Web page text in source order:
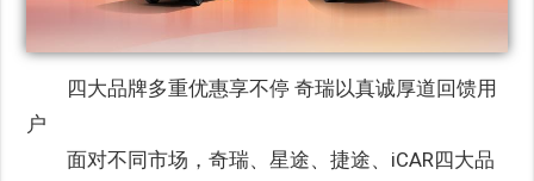
四大品牌多重优惠享不停 奇瑞以真诚厚道回馈用
户
面对不同市场，奇瑞、星途、捷途、iCAR四大品